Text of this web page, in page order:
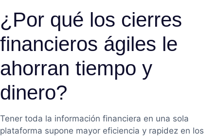
¿Por qué los cierres
financieros ágiles le
ahorran tiempo y
dinero?
Tener toda la información financiera en una sola
plataforma supone mayor eficiencia y rapidez en los